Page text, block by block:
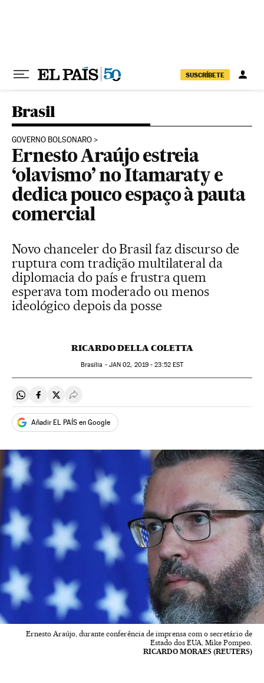
SUSCRÍBETE
Brasil
GOVERNO BOLSONARO
Ernesto Araújo estreia
‘olavismo’ no Itamaraty e
dedica pouco espaço à pauta
comercial
Novo chanceler do Brasil faz discurso de
ruptura com tradição multilateral da
diplomacia do país e frustra quem
esperava tom moderado ou menos
ideológico depois da posse
RICARDO DELLA COLETTA
Brasília - JAN 02, 2019 - 23:52EST
Compartir en Whatsapp
Compartir en Facebook
Compartir en Twitter
Desplegar Redes Sociales
Añadir EL PAÍS en Google
Ernesto Araújo, durante conferência de imprensa com o secretário de
Estado dos EUA, Mike Pompeo.
RICARDO MORAES (REUTERS)